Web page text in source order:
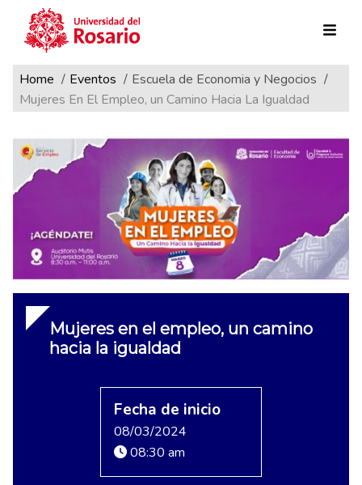
Pasar al contenido principal
Ruta de navegación
Home Eventos
Escuela de Economia y Negocios
Mujeres En El Empleo, un Camino Hacia La Igualdad
Mujeres en el empleo, un camino
hacia la igualdad
Fecha de inicio
08/03/2024
08:30 am